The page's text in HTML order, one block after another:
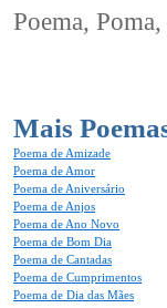
Poema,
Mais
Poema de Amizade
Poema de Amor
Poema de Aniversário
Poema de Anjos
Poema de Ano Novo
Poema de Bom Dia
Poema de Cantadas
Poema de Cumprimentos
Poema de Dia das Mães